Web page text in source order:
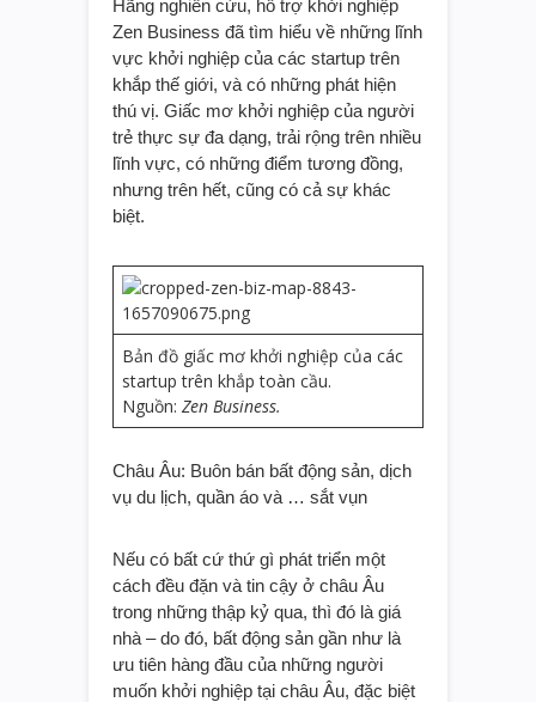
Hãng nghiên cứu, hỗ trợ khởi nghiệp
Zen Business đã tìm hiểu về những lĩnh
vực khởi nghiệp của các startup trên
khắp thế giới, và có những phát hiện
thú vị. Giấc mơ khởi nghiệp của người
trẻ thực sự đa dạng, trải rộng trên nhiều
lĩnh vực, có những điểm tương đồng,
nhưng trên hết, cũng có cả sự khác
biệt.
Bản đồ giấc mơ khởi nghiệp của các
startup trên khắp toàn cầu.
Nguồn: Zen Business.
Châu Âu: Buôn bán bất động sản, dịch
vụ du lịch, quần áo và … sắt vụn
Nếu có bất cứ thứ gì phát triển một
cách đều đặn và tin cậy ở châu Âu
trong những thập kỷ qua, thì đó là giá
nhà – do đó, bất động sản gần như là
ưu tiên hàng đầu của những người
muốn khởi nghiệp tại châu Âu, đặc biệt